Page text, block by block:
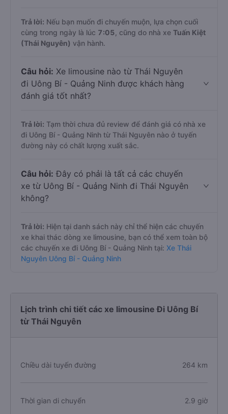
Trả lời: Nếu bạn muốn đi chuyến muộn, lựa chọn cuối
cùng trong ngày là lúc 7:05 , cũng do nhà xe Tuấn Kiệt
(Thái Nguyên) vận hành.
Câu hỏi: Xe limousine nào từ Thái Nguyên
đi Uông Bí - Quảng Ninh được khách hàng
đánh giá tốt nhất?
Trả lời: Tạm thời chưa đủ review để đánh giá có nhà xe
đi Uông Bí - Quảng Ninh từ Thái Nguyên nào ở tuyến
đường này có chất lượng xuất sắc.
Câu hỏi: Đây có phải là tất cả các chuyến
xe từ Uông Bí - Quảng Ninh đi Thái Nguyên
không?
Trả lời: Hiện tại danh sách này chỉ thể hiện các chuyến
xe khai thác dòng xe limousine, bạn có thể xem toàn bộ
các chuyến xe đi Uông Bí - Quảng Ninh tại: Xe Thái
Nguyên Uông Bí - Quảng Ninh
Lịch trình chi tiết các xe limousine Đi Uông Bí
từ Thái Nguyên
Chiều dài tuyến đường 264 km
Thời gian di chuyển 2.9 giờ